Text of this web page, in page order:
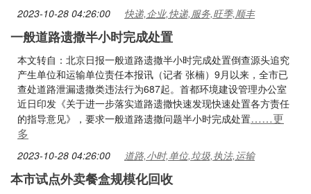
2023-10-28 04:26:00 快递,企业,快递,服务,旺季,顺丰
一般道路遗撒半小时完成处置
本文转自：北京日报一般道路遗撒半小时完成处置倒查源头追究
产生单位和运输单位责任本报讯（记者 张楠）9月以来，全市已
查处道路泄漏遗撒类违法行为687起。首都环境建设管理办公室
近日印发《关于进一步落实道路遗撒快速发现快速处置各方责任
的指导意见》，要求一般道路遗撒问题半小时完成处置……更
多
2023-10-28 04:26:00 道路,小时,单位,垃圾,执法,运输
本市试点外卖餐盒规模化回收